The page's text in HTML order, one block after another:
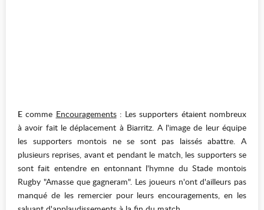
E comme Encouragements: Les supporters étaient nombreux
à avoir fait le déplacement à Biarritz. A l'image de leur équipe
les supporters montois ne se sont pas laissés abattre. A
plusieurs reprises, avant et pendant le match, les supporters se
sont fait entendre en entonnant l'hymne du Stade montois
Rugby "Amasse que gagneram". Les joueurs n'ont d'ailleurs pas
manqué de les remercier pour leurs encouragements, en les